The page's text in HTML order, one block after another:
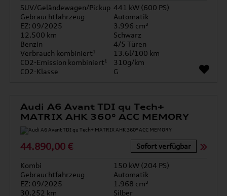
SUV/Geländewagen/Pickup 441 kW (600 PS)
Gebrauchtfahrzeug
Automatik
EZ: 09/2025
3.996 cm³
12.500 km
Schwarz
Benzin
4/5 Türen
Verbrauch kombiniert¹
13.6l/100 km
CO2-Emission kombiniert¹
310g/km
CO2-Klasse
G
Audi A6 Avant TDI qu Tech+
MATRIX AHK 360° ACC MEMORY
44.890,00 € Sofort verfügbar
Kombi
150 kW (204 PS)
Gebrauchtfahrzeug
Automatik
EZ: 09/2025
1.968 cm³
30.252 km
Silber